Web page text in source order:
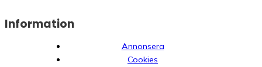
Information
Annonsera
Cookies